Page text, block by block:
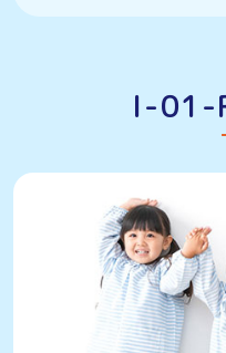
I-01-